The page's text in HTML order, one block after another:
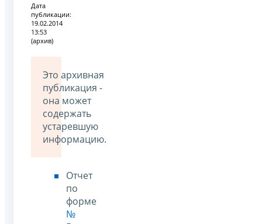
Дата
публикации:
19.02.2014
13:53
(архив)
Это архивная
публикация -
она может
содержать
устаревшую
информацию.
Отчет
по
форме
№